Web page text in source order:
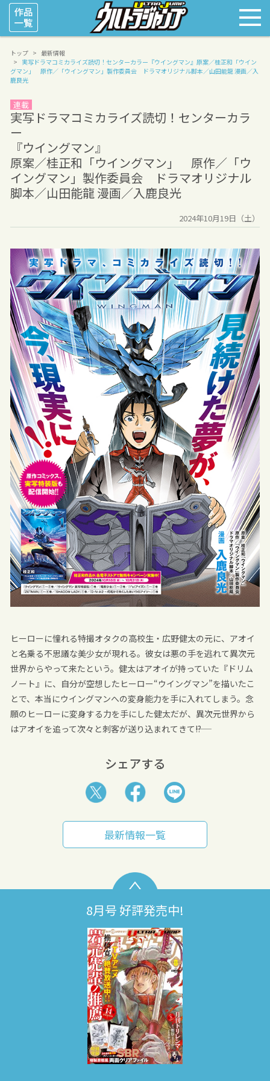
トップ
最新情報
実写ドラマコミカライズ読切！センターカラー 『ウイングマン』原案／桂正和「ウイン
グマン」 原作／「ウイングマン」製作委員会 ドラマオリジナル脚本／山田能龍 漫画／入
鹿良光
連載
実写ドラマコミカライズ読切！センターカラ
ー
『ウイングマン』
原案／桂正和「ウイングマン」 原作／「ウ
イングマン」製作委員会 ドラマオリジナル
脚本／山田能龍 漫画／入鹿良光
2024年10月19日（土）
ヒーローに憧れる特撮オタクの高校生・広野健太の元に、アオイ
と名乗る不思議な美少女が現れる。彼女は悪の手を逃れて異次元
世界からやって来たという。健太はアオイが持っていた『ドリム
ノート』に、自分が空想したヒーロー“ウイングマン”を描いたこ
とで、本当にウイングマンへの変身能力を手に入れてしまう。念
願のヒーローに変身する力を手にした健太だが、異次元世界から
はアオイを追って次々と刺客が送り込まれてきて――!?
シェアする
最新情報一覧
8月号 好評発売中!